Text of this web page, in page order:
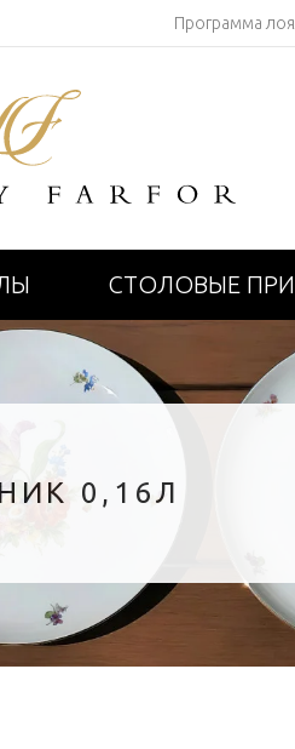
Программа
СТОЛОВЫЕ
0,16Л